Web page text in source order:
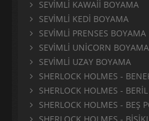
SEVİMLİ KAWAİİ BOYAMA
SEVİMLİ KEDİ BOYAMA
SEVİMLİ PRENSES BOYAMA
SEVİMLİ UNİCORN BOYAMA
SEVİMLİ UZAY BOYAMA
SHERLOCK HOLMES -
SHERLOCK HOLMES -
SHERLOCK HOLMES - BEŞ